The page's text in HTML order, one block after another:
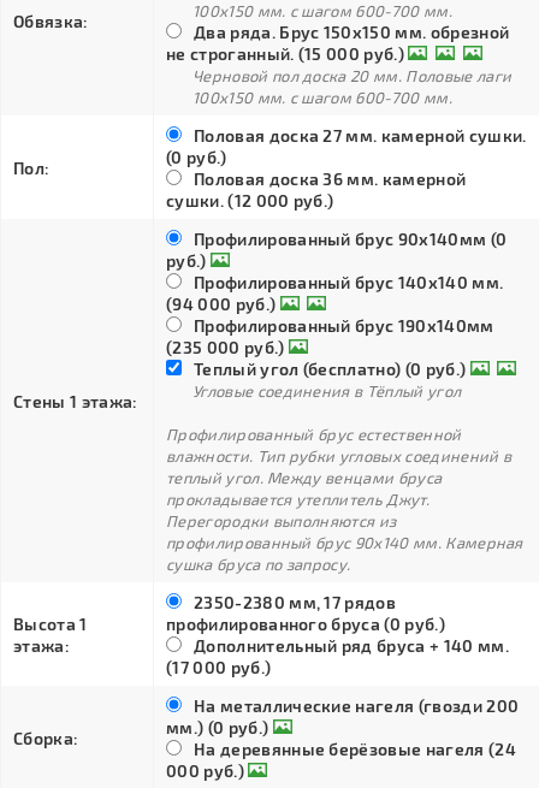
Обвязка:
100х150 мм. с шагом 600-700 мм.
Два ряда. Брус 150х150 мм. обрезной
не строганный. (15 000 руб.)
Черновой пол доска 20 мм. Половые лаги
100х150 мм. с шагом 600-700 мм.
Пол:
Половая доска 27 мм. камерной сушки.
(0 руб.)
Половая доска 36 мм. камерной
сушки. (12 000 руб.)
Стены 1 этажа:
Профилированный брус 90х140мм (0
руб.)
Профилированный брус 140х140 мм.
(94 000 руб.)
Профилированный брус 190х140мм
(235 000 руб.)
Теплый угол (бесплатно) (0 руб.)
Угловые соединения в Тёплый угол
Профилированный брус естественной
влажности. Тип рубки угловых соединений в
теплый угол. Между венцами бруса
прокладывается утеплитель Джут.
Перегородки выполняются из
профилированный брус 90х140 мм. Камерная
сушка бруса по запросу.
Высота 1
этажа:
2350-2380 мм, 17 рядов
профилированного бруса (0 руб.)
Дополнительный ряд бруса + 140 мм.
(17 000 руб.)
Сборка:
На металлические нагеля (гвозди 200
мм.) (0 руб.)
На деревянные берёзовые нагеля (24
000 руб.)